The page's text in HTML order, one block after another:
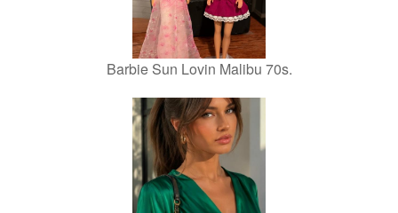
Barbie Sun Lovin Malibu 70s.